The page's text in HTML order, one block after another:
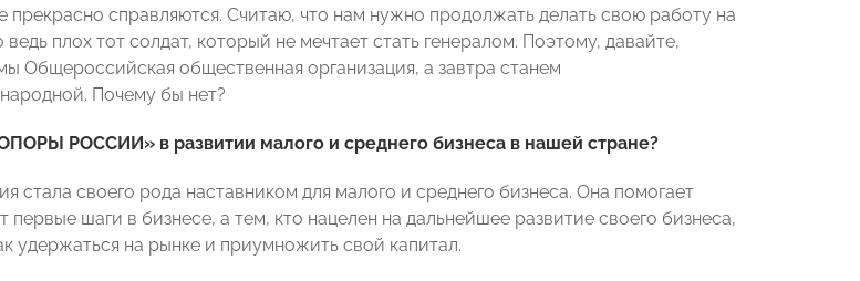
прекрасно справляются. Считаю, что нам нужно продолжать делать свою работу на
плох тот солдат, который не мечтает стать генералом. Поэтому, давайте,
Общероссийская общественная организация, а завтра станем
Почему бы нет?
РОССИИ» в развитии малого и среднего бизнеса в нашей стране?
стала своего рода наставником для малого и среднего бизнеса. Она помогает
первые шаги в бизнесе, а тем, кто нацелен на дальнейшее развитие своего бизнеса,
удержаться на рынке и приумножить свой капитал.